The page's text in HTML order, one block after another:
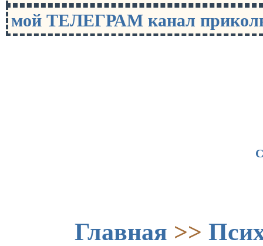
мой ТЕЛЕГРАМ канал
Главная >>